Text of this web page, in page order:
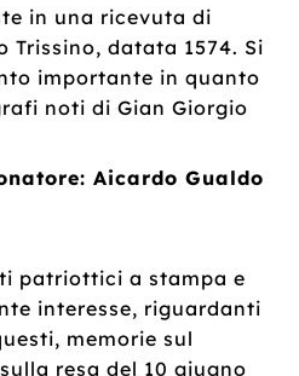
in una ricevuta di
Trissino, datata 1574. Si
importante in quanto
noti di Gian Giorgio
Aicardo Gualdo
patriottici a stampa e
interesse, riguardanti
memorie sul
resa del 10 giugno